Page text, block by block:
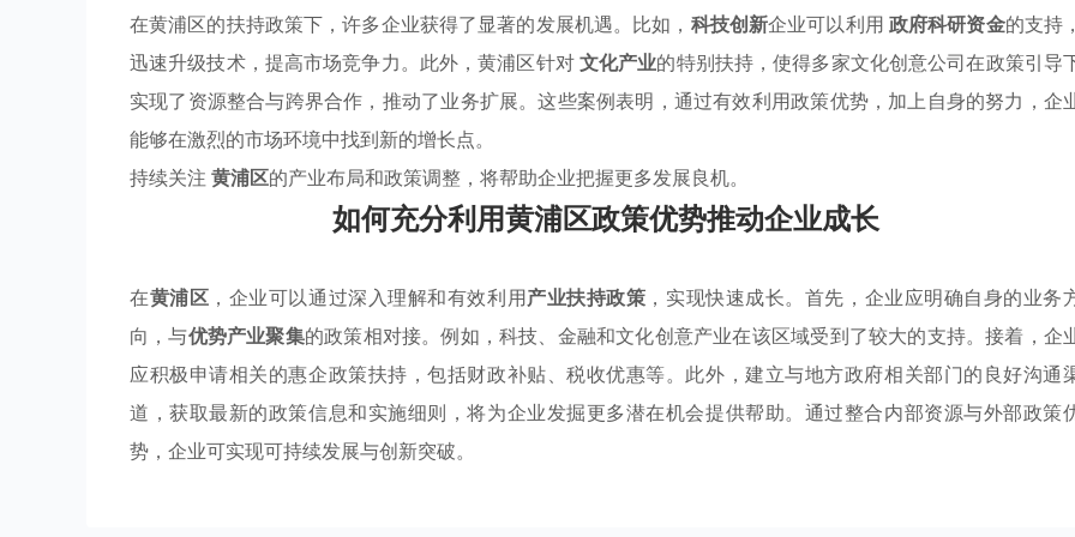
在黄浦区的扶持政策下，许多企业获得了显著的发展机遇。比如， 科技创新企业可以利用 政府科研资金的支持，
迅速升级技术，提高市场竞争力。此外，黄浦区针对文化产业的特别扶持，使得多家文化创意公司在政策引导
实现了资源整合与跨界合作，推动了业务扩展。这些案例表明，通过有效利用政策优势，加上自身的努力，企
能够在激烈的市场环境中找到新的增长点。
持续关注 黄浦区的产业布局和政策调整，将帮助企业把握更多发展良机。
如何充分利用黄浦区政策优势推动企业成长
在黄浦区 ，企业可以通过深入理解和有效利用产业扶持政策 ，实现快速成长。首先，企业应明确自身的业务
向，与优势产业聚集的政策相对接。例如，科技、金融和文化创意产业在该区域受到了较大的支持。接着，企
应积极申请相关的惠企政策扶持，包括财政补贴、税收优惠等。此外，建立与地方政府相关部门的良好沟通
道，获取最新的政策信息和实施细则，将为企业发掘更多潜在机会提供帮助。通过整合内部资源与外部政策
势，企业可实现可持续发展与创新突破。